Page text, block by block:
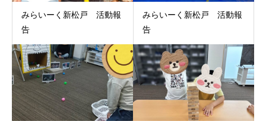
みらいーく新松戸 活動報
告
みらいーく新松戸 活動報
告